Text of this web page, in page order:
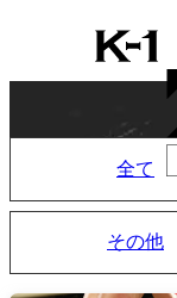
K-
1
全て
その他